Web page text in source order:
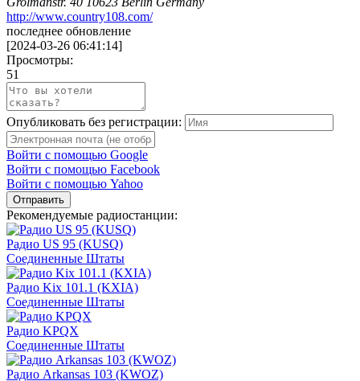
http://www.country108.com/
последнее обновление
[2024-03-26 06:41:14]
Просмотры:
51
Опубликовать без регистрации:
Войти с помощью Google
Войти с помощью Facebook
Войти с помощью Yahoo
Отправить
Рекомендуемые радиостанции:
Радио US 95 (KUSQ)
Соединенные Штаты
Радио Kix 101.1 (KXIA)
Соединенные Штаты
Радио KPQX
Соединенные Штаты
Радио Arkansas 103 (KWOZ)